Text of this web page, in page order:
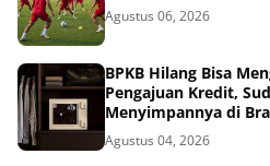
Agustus 06, 2026
BPKB Hilang Bisa
Pengajuan Kredit,
Menyimpannya di
Agustus 04, 2026